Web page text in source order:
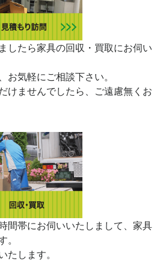
したら家具の回収・買取にお伺い
お気軽にご相談下さい。
けませんでしたら、ご遠慮無くお
間帯にお伺いいたしまして、家具
。
たします。